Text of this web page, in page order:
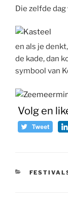
Die zelfde
en als je
de kade, dan
symbool van
Volg en